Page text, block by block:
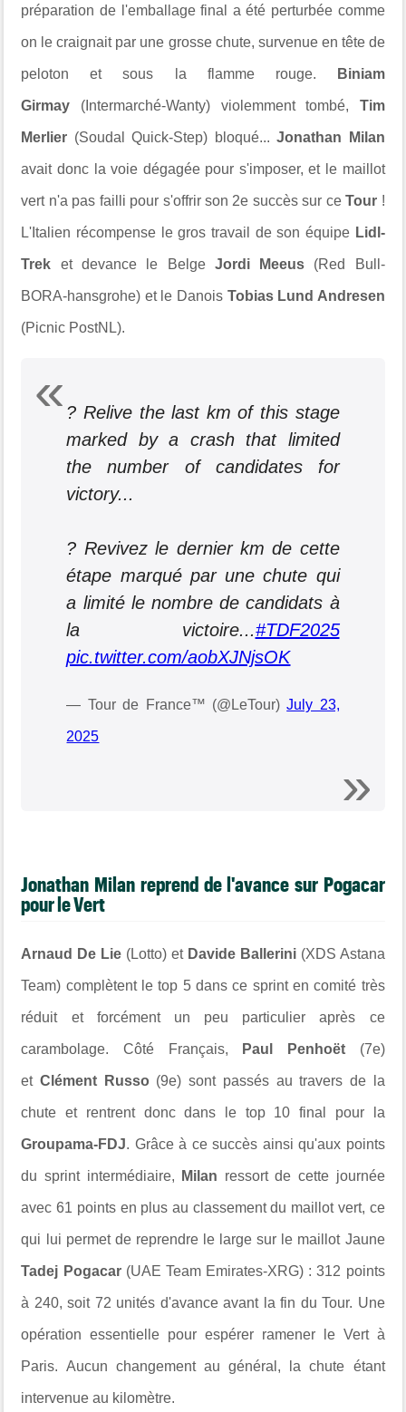
préparation de l'emballage final a été perturbée comme
on le craignait par une grosse chute, survenue en tête de
peloton et sous la flamme rouge. Biniam
Girmay (Intermarché-Wanty) violemment tombé, Tim
Merlier (Soudal Quick-Step) bloqué...Jonathan Milan
avait donc la voie dégagée pour s'imposer, et le maillot
vert n'a pas failli pour s'offrir son 2e succès sur ceTour !
L'Italien récompense le gros travail de son équipe Lidl-
Trek et devance le Belge Jordi Meeus (Red Bull-
BORA-hansgrohe) et le Danois Tobias Lund Andresen
(Picnic PostNL).
? Relive the last km of this stage
marked by a crash that limited
the number of candidates for
victory...
? Revivez le dernier km de cette
étape marqué par une chute qui
a limité le nombre de candidats à
la victoire...#TDF2025
pic.twitter.com/aobXJNjsOK
— Tour de France™ (@LeTour)July 23,
2025
Jonathan Milan reprend de l'avance sur Pogacar
pour le Vert
Arnaud De Lie (Lotto) et Davide Ballerini(XDS Astana
Team) complètent le top 5 dans ce sprint en comité très
réduit et forcément un peu particulier après ce
carambolage. Côté Français, Paul Penhoët(7e)
etClément Russo (9e) sont passés au travers de la
chute et rentrent donc dans le top 10 final pour la
Groupama-FDJ. Grâce à ce succès ainsi qu'aux points
du sprint intermédiaire, Milan ressort de cette journée
avec 61 points en plus au classement du maillot vert, ce
qui lui permet de reprendre le large sur le maillot Jaune
Tadej Pogacar(UAE Team Emirates-XRG) : 312 points
à 240, soit 72 unités d'avance avant la fin du Tour. Une
opération essentielle pour espérer ramener le Vert à
Paris. Aucun changement au général, la chute étant
intervenue au kilomètre.